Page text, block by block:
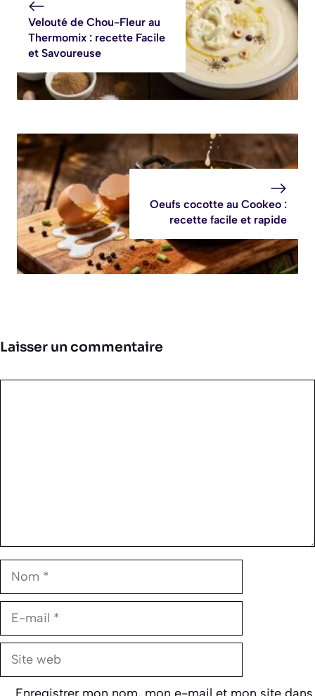
facile
Velouté de Chou-Fleur au
Thermomix : recette Facile
et Savoureuse
Oeufs cocotte au Cookeo :
recette facile et rapide
Laisser un commentaire
Nom
E-
Site